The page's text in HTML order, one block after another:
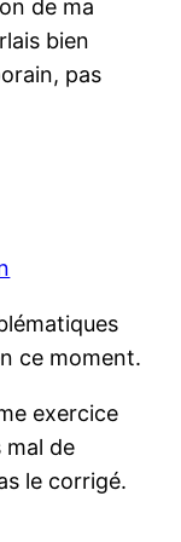
de ma
bien
pas
ce moment.
exercice
mal de
le corrigé.